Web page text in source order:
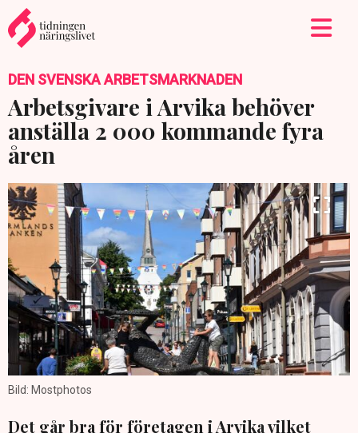
DEN SVENSKA ARBETSMARKNADEN
Arbetsgivare i Arvika behöver
anställa 2 000 kommande fyra
åren
Bild: Mostphotos
Det går bra för företagen i Arvika vilket